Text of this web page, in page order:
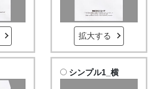
拡大する
シンプル1_横